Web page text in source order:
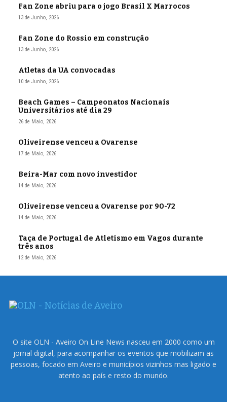
Fan Zone abriu para o jogo Brasil X Marrocos
13 de Junho, 2026
Fan Zone do Rossio em construção
13 de Junho, 2026
Atletas da UA convocadas
10 de Junho, 2026
Beach Games – Campeonatos Nacionais
Universitários até dia 29
26 de Maio, 2026
Oliveirense venceu a Ovarense
17 de Maio, 2026
Beira-Mar com novo investidor
14 de Maio, 2026
Oliveirense venceu a Ovarense por 90-72
14 de Maio, 2026
Taça de Portugal de Atletismo em Vagos durante
três anos
12 de Maio, 2026
O site OLN - Aveiro On Line News nasceu em 2000 como um
jornal digital, para acompanhar os eventos que mobilizam as
pessoas, focado em Aveiro e municípios vizinhos mas ligado e
atento ao país e resto do mundo.